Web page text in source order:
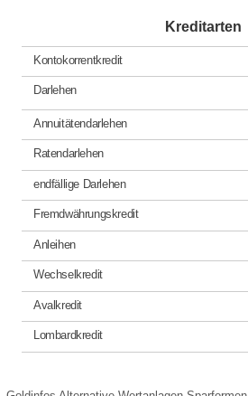
Kreditarten
Kontokorrentkredit
Darlehen
Annuitätendarlehen
Ratendarlehen
endfällige Darlehen
Fremdwährungskredit
Anleihen
Wechselkredit
Avalkredit
Lombardkredit